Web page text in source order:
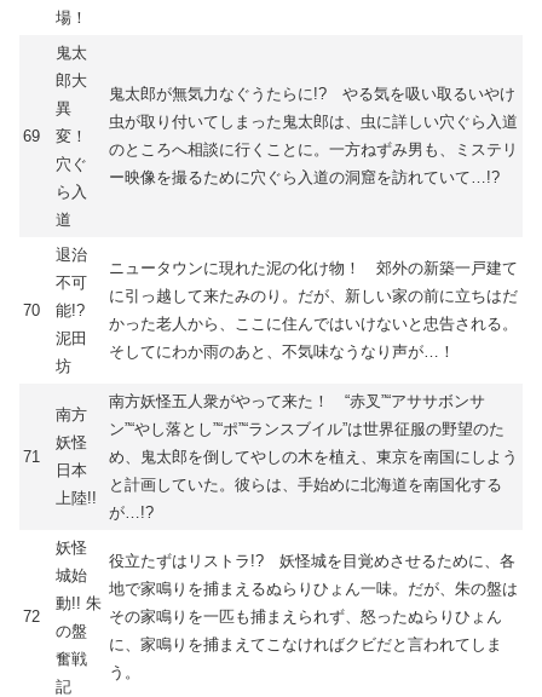
場！
69
鬼太
郎大
異
変！
穴ぐ
ら入
道
鬼太郎が無気力なぐうたらに!? やる気を吸い取るいやけ
虫が取り付いてしまった鬼太郎は、虫に詳しい穴ぐら入道
のところへ相談に行くことに。一方ねずみ男も、ミステリ
ー映像を撮るために穴ぐら入道の洞窟を訪れていて…!?
70
退治
不可
能!?
泥田
坊
ニュータウンに現れた泥の化け物！ 郊外の新築一戸建て
に引っ越して来たみのり。だが、新しい家の前に立ちはだ
かった老人から、ここに住んではいけないと忠告される。
そしてにわか雨のあと、不気味なうなり声が…！
71
南方
妖怪
日本
上陸!!
南方妖怪五人衆がやって来た！ “赤叉”“アササボンサ
ン”“やし落とし”“ポ”“ランスブイル”は世界征服の野望のた
め、鬼太郎を倒してやしの木を植え、東京を南国にしよう
と計画していた。彼らは、手始めに北海道を南国化する
が…!?
72
妖怪
城始
動!! 朱
の盤
奮戦
記
役立たずはリストラ!? 妖怪城を目覚めさせるために、各
地で家鳴りを捕まえるぬらりひょん一味。だが、朱の盤は
その家鳴りを一匹も捕まえられず、怒ったぬらりひょん
に、家鳴りを捕まえてこなければクビだと言われてしま
う。